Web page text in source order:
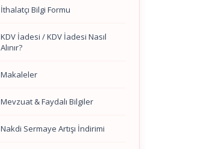
İthalatçı Bilgi Formu
KDV İadesi / KDV İadesi Nasıl
Alınır?
Makaleler
Mevzuat & Faydalı Bilgiler
Nakdi Sermaye Artışı İndirimi